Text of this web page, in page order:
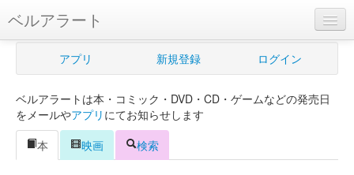
ベルアラート
ベルアラートとは
新規登録
ログイン
アプリ 新規登録 ログイン
ベルアラートは本・コミック・DVD・CD・ゲームなどの発売日
をメールやアプリ にてお知らせします
本
映画 検索